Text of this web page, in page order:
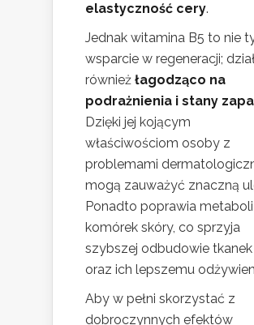
elastyczność cery.
Jednak witamina B5 to nie
wsparcie w regeneracji;
również łagodząco na
podrażnienia i stany
Dzięki jej kojącym
właściwościom osoby z
problemami
mogą zauważyć znaczną
Ponadto poprawia
komórek skóry, co sprzyja
szybszej odbudowie tkanek
oraz ich lepszemu
Aby w pełni skorzystać z
dobroczynnych efektów